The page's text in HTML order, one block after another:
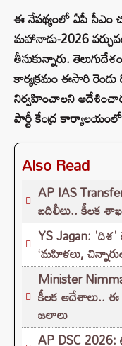
ఈ నేపథ్యంలో ఏపీ సీఎం
మహానాడు-2026
తీసుకున్నారు.
కార్యక్రమం ఈసారి రెండు
నిర్వహించాలని
పార్టీ కేంద్ర
Also Read
AP IAS
బదిలీలు.. కీలక
YS Jagan:
‘మహిళలు,
Minister
కీలక ఆదేశాలు.. ఈ
జలాలు
AP DSC 2026: